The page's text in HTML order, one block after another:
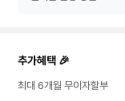
추가혜택 🎉
최대 6개월 무이자할부